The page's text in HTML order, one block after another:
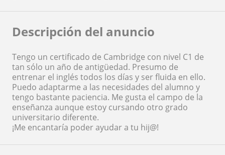
Descripción del anuncio
Tengo un certificado de Cambridge con nivel C1 de
tan sólo un año de antigüedad. Presumo de
entrenar el inglés todos los días y ser fluida en ello.
Puedo adaptarme a las necesidades del alumno y
tengo bastante paciencia. Me gusta el campo de la
enseñanza aunque estoy cursando otro grado
universitario diferente.
¡Me encantaría poder ayudar a tu hij@!